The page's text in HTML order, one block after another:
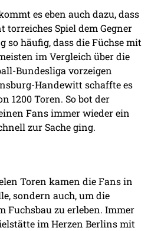
es eben auch dazu, dass
Spiel dem Gegner
so häufig, dass die Füchse mit
im Vergleich über die
Bundesliga vorzeigen
Handewitt schaffte es
1200 Toren. So bot der
Fans immer wieder ein
zur Sache ging.
Toren kamen die Fans in
sondern auch, um die
Fuchsbau zu erleben. Immer
im Herzen Berlins mit